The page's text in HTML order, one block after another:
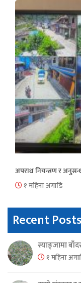
अपराध नियन्त्रण र
१ महिना अगाडि
Recent Posts
स्याङ्जामा
१ महिना